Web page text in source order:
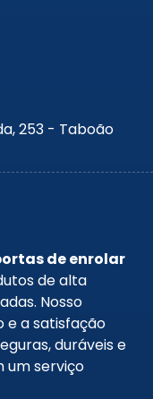
253 - Taboão
de enrolar
de alta
Nosso
e a satisfação
duráveis e
um serviço